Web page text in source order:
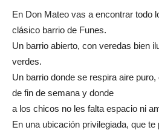
En Don Mateo vas a encontrar todo
clásico barrio de Funes.
Un barrio abierto, con veredas bien
verdes.
Un barrio donde se respira aire
de fin de semana y donde
a los chicos no les falta espacio ni
En una ubicación privilegiada, que